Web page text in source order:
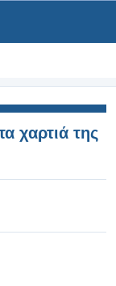
χαρτιά της